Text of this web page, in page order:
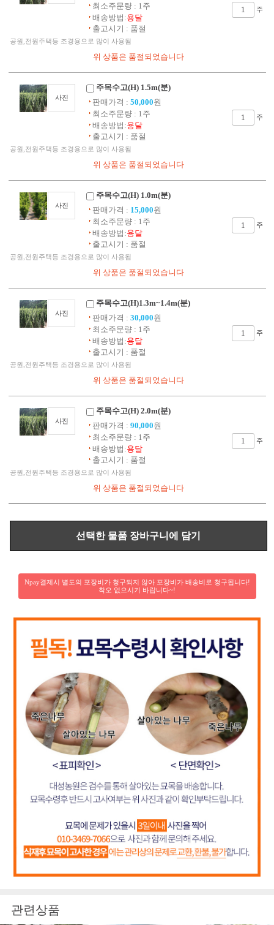
최소주문량 : 1주
배송방법:용달
출고시기 : 품절
주
공원,전원주택등 조경용으로 많이 사용됨
사진
주목수고(H) 1.5m(분)
판매가격 : 50,000원
최소주문량 : 1주
배송방법:용달
출고시기 : 품절
주
공원,전원주택등 조경용으로 많이 사용됨
사진
주목수고(H) 1.0m(분)
판매가격 : 15,000원
최소주문량 : 1주
배송방법:용달
출고시기 : 품절
주
공원,전원주택등 조경용으로 많이 사용됨
사진
주목수고(H)1.3m~1.4m(분)
판매가격 : 30,000원
최소주문량 : 1주
배송방법:용달
출고시기 : 품절
주
공원,전원주택등 조경용으로 많이 사용됨
사진
주목수고(H) 2.0m(분)
판매가격 : 90,000원
최소주문량 : 1주
배송방법:용달
출고시기 : 품절
주
공원,전원주택등 조경용으로 많이 사용됨
Npay결제시 별도의 포장비가 청구되지 않아 포장비가 배송비로 청구됩니다!
착오 없으시기 바랍니다~!
관련상품